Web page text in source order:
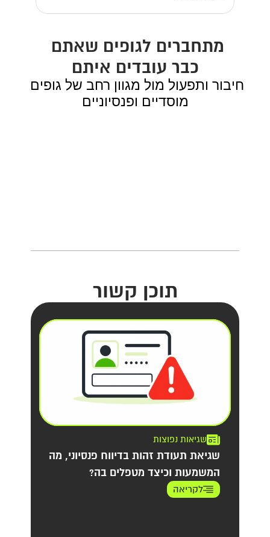
כבר עובדים איתם
מוסדיים ופנסיוניים
תוכן קשור
שגיאות נפוצות
שגיאת תעודת זהות בדיווח פנסיוני, מה
המשמעות וכיצד מטפלים בה?
לקריאה